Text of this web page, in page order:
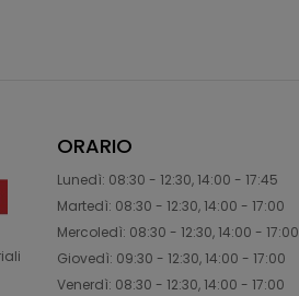
ORARIO
Lunedì: 08:30 - 12:30, 14:00 - 17:45
Martedì: 08:30 - 12:30, 14:00 - 17:00
Mercoledì: 08:30 - 12:30, 14:00 - 17:00
Giovedì: 09:30 - 12:30, 14:00 - 17:00
Venerdì: 08:30 - 12:30, 14:00 - 17:00